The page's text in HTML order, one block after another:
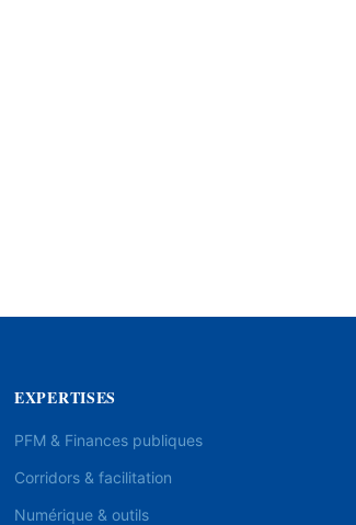
EXPERTISES
PFM & Finances publiques
Corridors & facilitation
Numérique & outils